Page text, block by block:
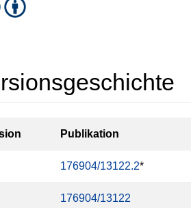
Publikation
176904/13122.2*
176904/13122